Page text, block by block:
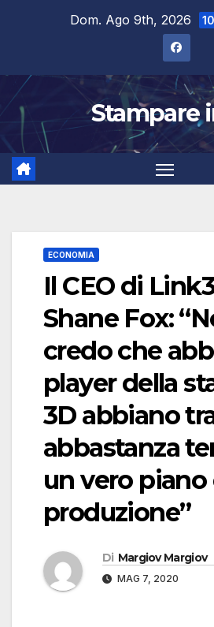
Dom. Ago 9th, 2026
Stampare
ECONOMIA
Il CEO di
Shane Fox:
credo che
player della
3D abbiano
abbastanza
un vero piano
produzione”
Di Margiov Margiov
MAG 7, 2020